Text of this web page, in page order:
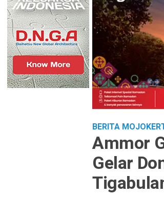
BERITA
Ammor
Gelar